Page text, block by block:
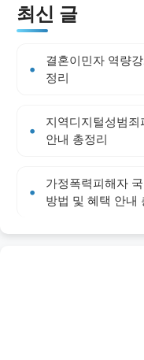
최신 글
결혼이민자 역량
정리
지역디지털성범
안내 총정리
가정폭력피해자
방법 및 혜택 안내